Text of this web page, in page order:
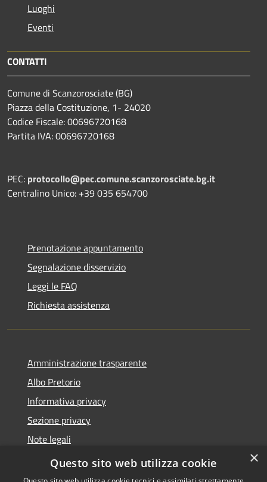
Luoghi
Eventi
CONTATTI
Comune di Scanzorosciate (BG)
Piazza della Costituzione, 1- 24020
Codice Fiscale: 00696720168
Partita IVA: 00696720168
PEC: protocollo@pec.comune.scanzorosciate.bg.it
Centralino Unico: +39 035 654700
Prenotazione appuntamento
Segnalazione disservizio
Leggi le FAQ
Richiesta assistenza
Amministrazione trasparente
Albo Pretorio
Informativa privacy
Sezione privacy
Note legali
Dichiarazione di accessibilità
×
Questo sito web utilizza cookie